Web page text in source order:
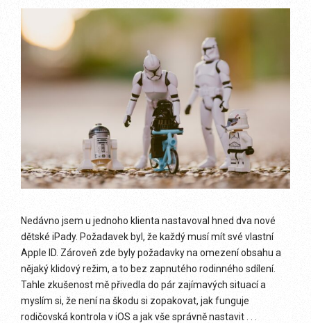
Nedávno jsem u jednoho klienta nastavoval hned dva nové
dětské iPady. Požadavek byl, že každý musí mít své vlastní
Apple ID. Zároveň zde byly požadavky na omezení obsahu a
nějaký klidový režim, a to bez zapnutého rodinného sdílení.
Tahle zkušenost mě přivedla do pár zajímavých situací a
myslím si, že není na škodu si zopakovat, jak funguje
rodičovská kontrola v iOS a jak vše správně nastavit . . .